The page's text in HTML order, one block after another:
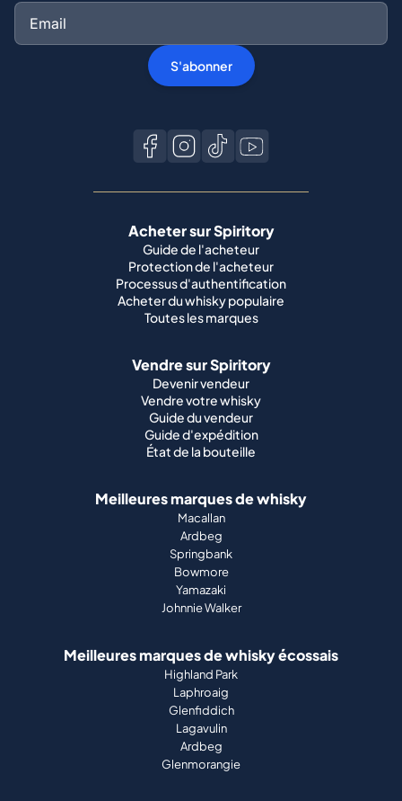
S'abonner
Acheter sur Spiritory
Guide de l'acheteur
Protection de l'acheteur
Processus d'authentification
Acheter du whisky populaire
Toutes les marques
Vendre sur Spiritory
Devenir vendeur
Vendre votre whisky
Guide du vendeur
Guide d'expédition
État de la bouteille
Meilleures marques de whisky
Macallan
Ardbeg
Springbank
Bowmore
Yamazaki
Johnnie Walker
Meilleures marques de whisky écossais
Highland Park
Laphroaig
Glenfiddich
Lagavulin
Ardbeg
Glenmorangie